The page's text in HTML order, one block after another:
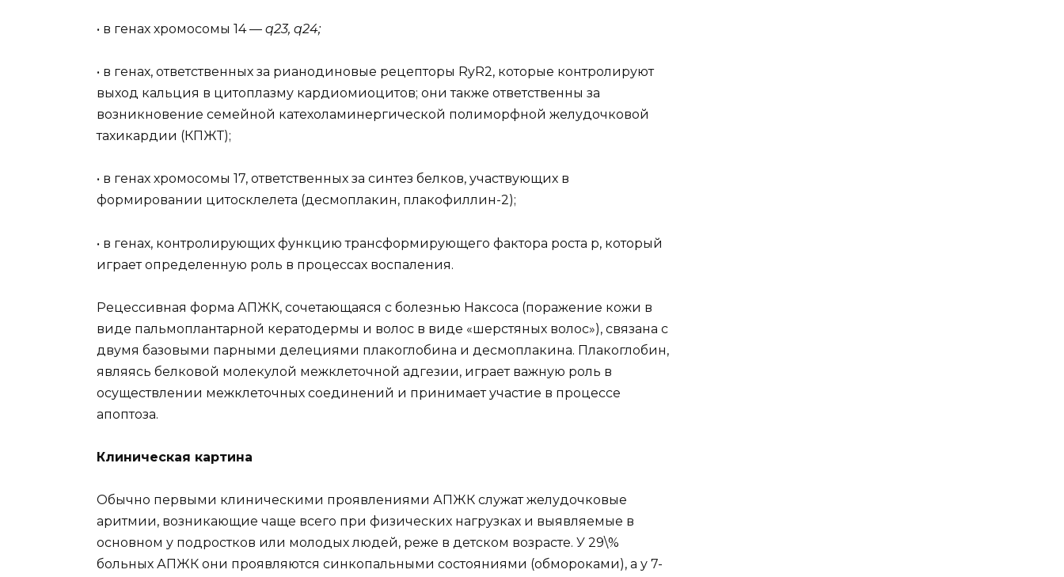
• в генах хромосомы 14 — q23, q24;
• в генах, ответственных за рианодиновые рецепторы RyR2, которые контролируют
выход кальция в цитоплазму кардиомиоцитов; они также ответственны за
возникновение семейной катехоламинергической полиморфной желудочковой
тахикардии (КПЖТ);
• в генах хромосомы 17, ответственных за синтез белков, участвующих в
формировании цитосклелета (десмоплакин, плакофиллин-2);
• в генах, контролирующих функцию трансформирующего фактора роста р, который
играет определенную роль в процессах воспаления.
Рецессивная форма АПЖК, сочетающаяся с болезнью Наксоса (поражение кожи в
виде пальмоплантарной кератодермы и волос в виде «шерстяных волос»), связана с
двумя базовыми парными делециями плакоглобина и десмоплакина. Плакоглобин,
являясь белковой молекулой межклеточной адгезии, играет важную роль в
осуществлении межклеточных соединений и принимает участие в процессе
апоптоза.
Клиническая картина
Обычно первыми клиническими проявлениями АПЖК служат желудочковые
аритмии, возникающие чаще всего при физических нагрузках и выявляемые в
основном у подростков или молодых людей, реже в детском возрасте. У 29\%
больных АПЖК они проявляются синкопальными состояниями (обмороками), а у 7-